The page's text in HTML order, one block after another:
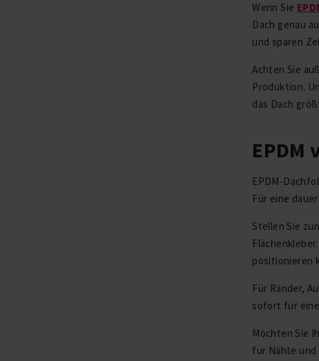
Wenn Sie
Dach genau
und sparen
Achten Sie
Produktion.
das Dach
EPDM-
Für eine
Stellen Sie
positionieren
Für Ränder,
sofort für
Möchten Sie
für Nähte und